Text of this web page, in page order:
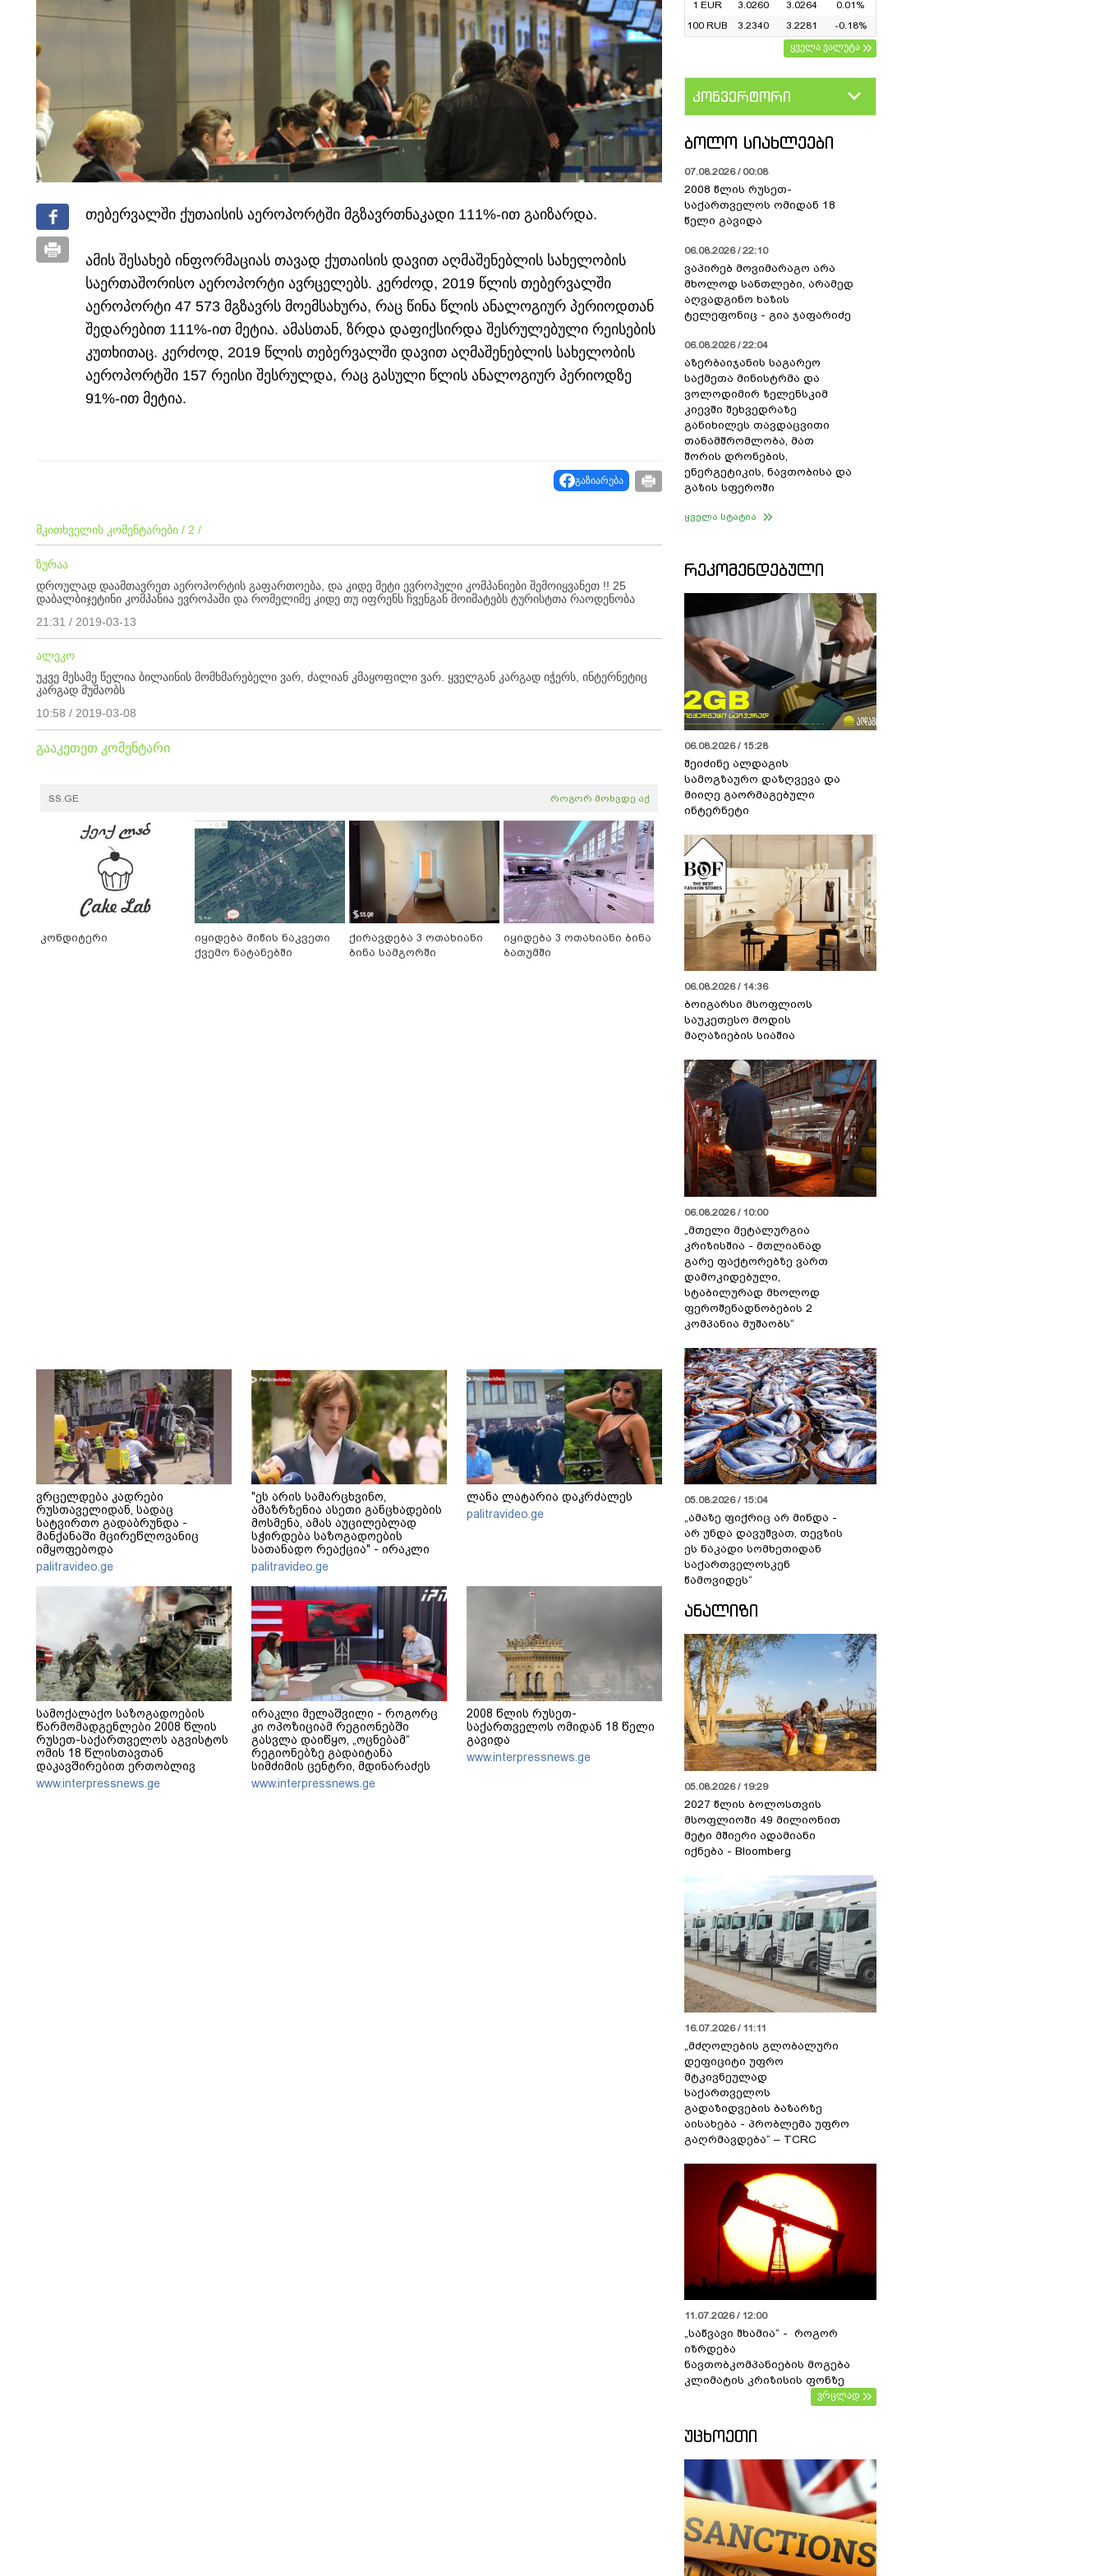
თებერვალში ქუთაისის აეროპორტში მგზავრთნაკადი 111%-ით გაიზარდა.
ამის შესახებ ინფორმაციას თავად ქუთაისის დავით აღმაშენებლის სახელობის
საერთაშორისო აეროპორტი ავრცელებს. კერძოდ, 2019 წლის თებერვალში
აეროპორტი 47 573 მგზავრს მოემსახურა, რაც წინა წლის ანალოგიურ პერიოდთან
შედარებით 111%-ით მეტია. ამასთან, ზრდა დაფიქსირდა შესრულებული რეისების
კუთხითაც. კერძოდ, 2019 წლის თებერვალში დავით აღმაშენებლის სახელობის
აეროპორტში 157 რეისი შესრულდა, რაც გასული წლის ანალოგიურ პერიოდზე
91%-ით მეტია.
გაზიარება
მკითხველის კომენტარები / 2 /
ზურაა
დროულად დაამთავრეთ აეროპორტის გაფართოება, და კიდე მეტი ევროპული კომპანიები შემოიყვანეთ !! 25
დაბალბიჯეტინი კომპანია ევროპაში და რომელიმე კიდე თუ იფრენს ჩვენგან მოიმატებს ტურისტთა რაოდენობა
21:31 / 2019-03-13
ალეკო
უკვე მესამე წელია ბილაინის მომხმარებელი ვარ, ძალიან კმაყოფილი ვარ. ყველგან კარგად იჭერს, ინტერნეტიც
კარგად მუშაობს
10:58 / 2019-03-08
გააკეთეთ კომენტარი
SS.GE როგორ მოხვდე აქ
კონდიტერი
იყიდება მიწის ნაკვეთი
ქვემო ნატანებში
ქირავდება 3 ოთახიანი
ბინა სამგორში
იყიდება 3 ოთახიანი ბინა
ბათუმში
ვრცელდება კადრები
რუსთაველიდან, სადაც
სატვირთო გადაბრუნდა -
მანქანაში მცირეწლოვანიც
იმყოფებოდა
palitravideo.ge
"ეს არის სამარცხვინო,
ამაზრზენია ასეთი განცხადების
მოსმენა, ამას აუცილებლად
სჭირდება საზოგადოების
სათანადო რეაქცია" - ირაკლი
კობახიძე
palitravideo.ge
ლანა ლატარია დაკრძალეს
palitravideo.ge
სამოქალაქო საზოგადოების
წარმომადგენლები 2008 წლის
რუსეთ-საქართველოს აგვისტოს
ომის 18 წლისთავთან
დაკავშირებით ერთობლივ
განცხადებას ავრცელებენ
www.interpressnews.ge
ირაკლი მელაშვილი - როგორც
კი ოპოზიციამ რეგიონებში
გასვლა დაიწყო, „ოცნებამ“
რეგიონებზე გადაიტანა
სიმძიმის ცენტრი, მდინარაძეს
პოლიტიკური ფუნქცია ექნება:
არჩევნებისთვის მოამზადოს
www.interpressnews.ge
2008 წლის რუსეთ-
საქართველოს ომიდან 18 წელი
გავიდა
www.interpressnews.ge
1 EUR
3.0260 3.0264
0.01%
100 RUB
3.2340 3.2281
-0.18%
ყველა ვალუტა
კონვერტორი
ᲑᲝᲚᲝ ᲡᲘᲐᲮᲚᲔᲔᲑᲘ
07.08.2026 / 00:08
2008 წლის რუსეთ-
საქართველოს ომიდან 18
წელი გავიდა
06.08.2026 / 22:10
ვაპირებ მოვიმარაგო არა
მხოლოდ სანთლები, არამედ
აღვადგინო ხაზის
ტელეფონიც - გია ჯაფარიძე
06.08.2026 / 22:04
აზერბაიჯანის საგარეო
საქმეთა მინისტრმა და
ვოლოდიმირ ზელენსკიმ
კიევში შეხვედრაზე
განიხილეს თავდაცვითი
თანამშრომლობა, მათ
შორის დრონების,
ენერგეტიკის, ნავთობისა და
გაზის სფეროში
ყველა სტატია
ᲠᲔᲙᲝᲛᲔᲜᲓᲔᲑᲣᲚᲘ
06.08.2026 / 15:28
შეიძინე ალდაგის
სამოგზაურო დაზღვევა და
მიიღე გაორმაგებული
ინტერნეტი
06.08.2026 / 14:36
ბოიგარსი მსოფლიოს
საუკეთესო მოდის
მაღაზიების სიაშია
06.08.2026 / 10:00
„მთელი მეტალურგია
კრიზისშია - მთლიანად
გარე ფაქტორებზე ვართ
დამოკიდებული,
სტაბილურად მხოლოდ
ფეროშენადნობების 2
კომპანია მუშაობს“
05.08.2026 / 15:04
„ამაზე ფიქრიც არ მინდა -
არ უნდა დავუშვათ, თევზის
ეს ნაკადი სომხეთიდან
საქართველოსკენ
წამოვიდეს“
ᲐᲜᲐᲚᲘᲖᲘ
05.08.2026 / 19:29
2027 წლის ბოლოსთვის
მსოფლიოში 49 მილიონით
მეტი მშიერი ადამიანი
იქნება - Bloomberg
16.07.2026 / 11:11
„მძღოლების გლობალური
დეფიციტი უფრო
მტკივნეულად
საქართველოს
გადაზიდვების ბაზარზე
აისახება - პრობლემა უფრო
გაღრმავდება“ – TCRC
11.07.2026 / 12:00
„საწვავი შხამია“ - როგორ
იზრდება
ნავთობკომპანიების მოგება
კლიმატის კრიზისის ფონზე
ვრცლად
ᲣᲪᲮᲝᲔᲗᲘ